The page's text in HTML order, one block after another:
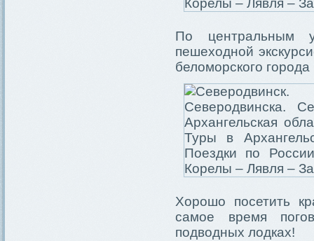
По центральным
пешеходной
беломорского
Хорошо посетить
самое время
подводных лодках!